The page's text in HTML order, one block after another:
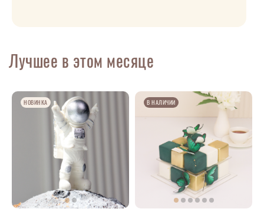
Лучшее в этом месяце
НОВИНКА В НАЛИЧИИ